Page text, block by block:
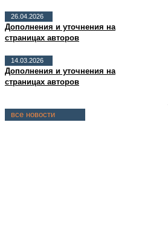
26.04.2026
Дополнения и уточнения на
страницах авторов
14.03.2026
Дополнения и уточнения на
страницах авторов
все новости